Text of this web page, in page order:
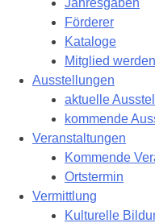
Jahresgaben
Förderer
Kataloge
Mitglied werden
Ausstellungen
aktuelle
kommende
Veranstaltungen
Kommende
Ortstermin
Vermittlung
Kulturelle